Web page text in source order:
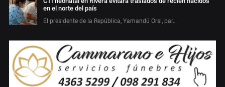
en el norte del país
El presidente de la República, Yamandú Orsi, par…